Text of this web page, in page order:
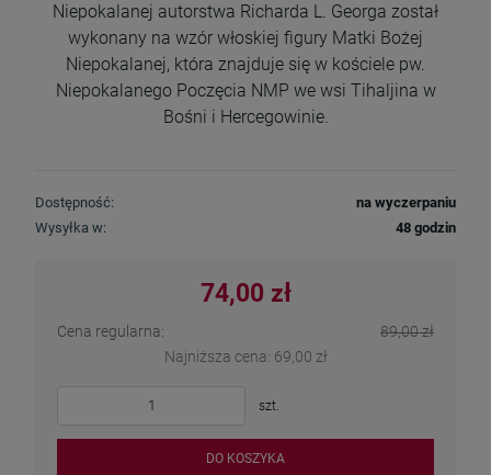
Niepokalanej autorstwa Richarda L. Georga został
wykonany na wzór włoskiej figury Matki Bożej
Niepokalanej, która znajduje się w kościele pw.
Niepokalanego Poczęcia NMP we wsi Tihaljina w
Bośni i Hercegowinie.
Dostępność:
na wyczerpaniu
Wysyłka w:
48 godzin
74,00 zł
Cena regularna:
89,00 zł
Najniższa cena: 69,00 zł
szt.
DO KOSZYKA